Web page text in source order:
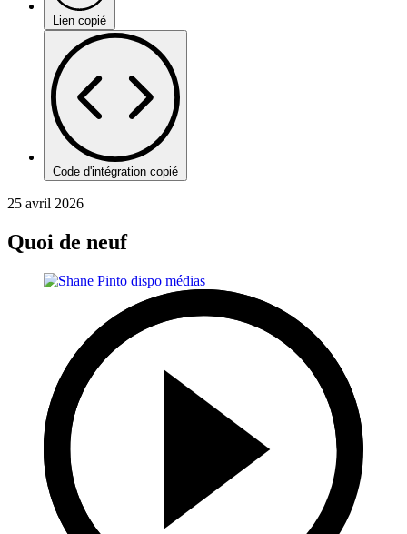
Lien copié
Code d'intégration copié
25 avril 2026
Quoi de neuf